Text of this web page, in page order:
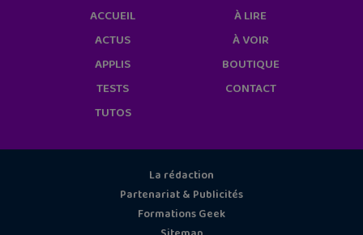
ACCUEIL
ACTUS
APPLIS
TESTS
TUTOS
À LIRE
À VOIR
BOUTIQUE
CONTACT
La rédaction
Partenariat & Publicités
Formations Geek